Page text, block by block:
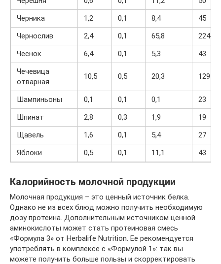
Черника
1,2 0,1 8,4
45
Чернослив
2,4 0,1 65,8
224
Чеснок
6,4 0,1 5,3
43
Чечевица
отварная
10,5 0,5 20,3 129
Шампиньоны 0,1 0,1 0,1
23
Шпинат
2,8 0,3 1,9
19
Щавель
1,6 0,1 5,4
27
Яблоки
0,5 0,1 11,1 43
Калорийность молочной продукции
Молочная продукция – это ценный источник белка.
Однако не из всех блюд можно получить необходимую
дозу протеина. Дополнительным источником ценной
аминокислоты может стать протеиновая смесь
«Формула 3» от Herbalife Nutrition. Ее рекомендуется
употреблять в комплексе с «Формулой 1»: так вы
можете получить больше пользы и скорректировать